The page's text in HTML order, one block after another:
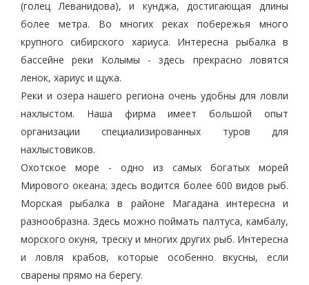
(голец Леванидова), и кунджа, достигающая длины
более метра. Во многих реках побережья много
крупного сибирского хариуса. Интересна рыбалка в
бассейне реки Колымы - здесь прекрасно ловятся
ленок, хариус и щука.
Реки и озера нашего региона очень удобны для ловли
нахлыстом. Наша фирма имеет большой опыт
организации специализированных туров для
нахлыстовиков.
Охотское море - одно из самых богатых морей
Мирового океана; здесь водится более 600 видов рыб.
Морская рыбалка в районе Магадана интересна и
разнообразна. Здесь можно поймать палтуса, камбалу,
морского окуня, треску и многих других рыб. Интересна
и ловля крабов, которые особенно вкусны, если
сварены прямо на берегу.